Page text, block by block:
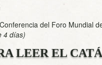
del Foro Mundial
4 días)
LEER EL